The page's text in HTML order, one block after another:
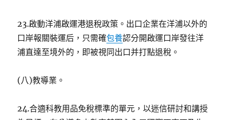
23.啟動洋浦啟運港退稅政策。出口企業在洋浦以外的
口岸報關裝運后，只需確包養認分開啟運口岸發往洋
浦直達至境外的，即被視同出口并打點退稅。
(八)教導業。
24.合適科教用品免稅標準的單元，以迷信研討和講授